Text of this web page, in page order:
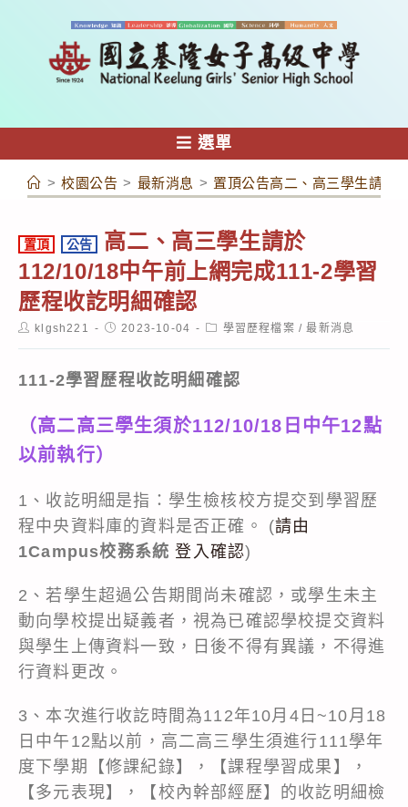
容
選單
> 校園公告 > 最新消息 > 置頂公告高二、高三學生請於
置頂 公告
高二、高三學生請於
112/10/18中午前上網完成111-2學習
歷程收訖明細確認
Postklgsh221
Post2023-10-04
Post學習歷程檔案 / 最新消息
111-2學習歷程收訖明細確認
（高二高三學生須於112/10/18日中午12點
以前執行）
1、收訖明細是指：學生檢核校方提交到學習歷
程中央資料庫的資料是否正確。 (請由
1Campus校務系統 登入確認)
2、若學生超過公告期間尚未確認，或學生未主
動向學校提出疑義者，視為已確認學校提交資料
與學生上傳資料一致，日後不得有異議，不得進
行資料更改。
3、本次進行收訖時間為112年10月4日~10月18
日中午12點以前，高二高三學生須進行111學年
度下學期【修課紀錄】，【課程學習成果】，
【多元表現】，【校內幹部經歷】的收訖明細檢